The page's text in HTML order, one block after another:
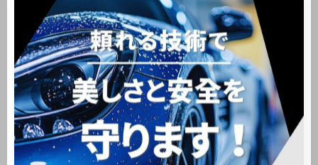
いくと考えられています。長期的なメンテナンス計画
や、施工後のサポート体制の充実が、今後の成長をさ
らに加速させるポイントとなるでしょう。
日本と海外のカーコーティング業界トレンド比較
日本のカーコーティング業界は、細やかな施工技術や
アフターサービスの質の高さで知られています。新車
購入時のコーティング普及率も高く、消費者の美観や